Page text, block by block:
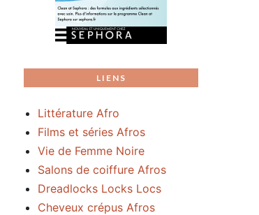
LIENS
Littérature Afro
Films et séries Afros
Vie de Femme Noire
Salons de coiffure Afros
Dreadlocks Locks Locs
Cheveux crépus Afros